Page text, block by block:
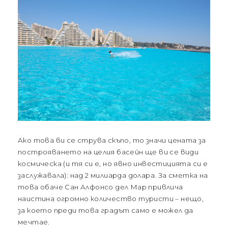
Ако това ви се струва скъпо, то значи цената за
построяването на целия басейн ще ви се види
космическа (и тя си е, но явно инвестицията си е
заслужавала): над 2 милиарда долара. За сметка на
това обаче Сан Алфонсо дел Мар привлича
наистина огромно количество туристи – нещо,
за което преди това градът само е можел да
мечтае.